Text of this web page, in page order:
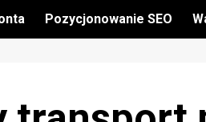
Pozycjonowanie SEO